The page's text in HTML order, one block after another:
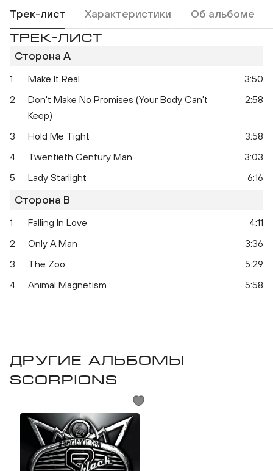
Трек-лист
Характеристики Об альбоме
ТРЕК-ЛИСТ
Сторона A
1 Make It Real
3:50
2
Don't Make No Promises (Your Body Can't
Keep)
2:58
3 Hold Me Tight
3:58
4
Twentieth Century Man
3:03
5
Lady Starlight 6:16
Сторона B
1 Falling In Love
4:11
2
Only A Man
3:36
3
The Zoo
5:29
4
Animal Magnetism 5:58
Другие альбомы
Scorpions